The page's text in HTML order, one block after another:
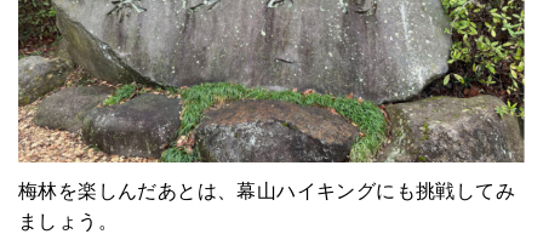
定額リースプランのご紹介
運営会社
梅林を楽しんだあとは、幕山ハイキングにも挑戦してみ
ましょう。